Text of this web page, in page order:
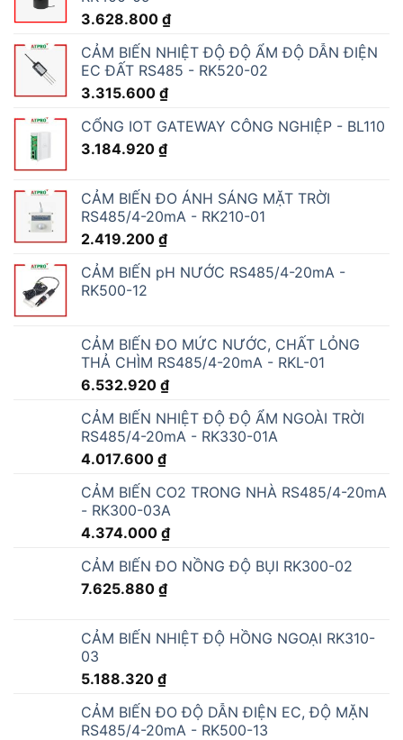
3.628.800 ₫
CẢM BIẾN NHIỆT ĐỘ ĐỘ ẨM ĐỘ DẪN ĐIỆN
EC ĐẤT RS485 - RK520-02
3.315.600 ₫
CỔNG IOT GATEWAY CÔNG NGHIỆP - BL110
3.184.920 ₫
CẢM BIẾN ĐO ÁNH SÁNG MẶT TRỜI
RS485/4-20mA - RK210-01
2.419.200 ₫
CẢM BIẾN pH NƯỚC RS485/4-20mA -
RK500-12
CẢM BIẾN ĐO MỨC NƯỚC, CHẤT LỎNG
THẢ CHÌM RS485/4-20mA - RKL-01
6.532.920 ₫
CẢM BIẾN NHIỆT ĐỘ ĐỘ ẨM NGOÀI TRỜI
RS485/4-20mA - RK330-01A
4.017.600 ₫
CẢM BIẾN CO2 TRONG NHÀ RS485/4-20mA
- RK300-03A
4.374.000 ₫
CẢM BIẾN ĐO NỒNG ĐỘ BỤI RK300-02
7.625.880 ₫
CẢM BIẾN NHIỆT ĐỘ HỒNG NGOẠI RK310-
03
5.188.320 ₫
CẢM BIẾN ĐO ĐỘ DẪN ĐIỆN EC, ĐỘ MẶN
RS485/4-20mA - RK500-13